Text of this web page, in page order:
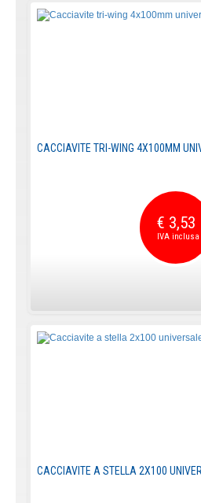
CACCIAVITE TRI-WING 4X100MM
€ 3,53
CACCIAVITE A STELLA 2X100